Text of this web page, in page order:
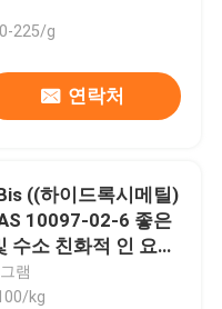
225/g
연락처
((하이드록시메틸)
10097-02-6 좋은
수소 친화적 인 요인
고 분자 시스템을
용됩니다.
램
kg